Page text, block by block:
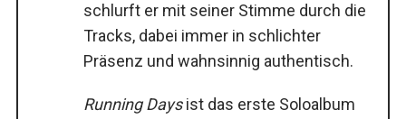
schlurft er mit seiner Stimme durch die
Tracks, dabei immer in schlichter
Präsenz und wahnsinnig authentisch.
Running Daysist das erste Soloalbum